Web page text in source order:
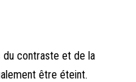
du contraste et de la
être éteint.